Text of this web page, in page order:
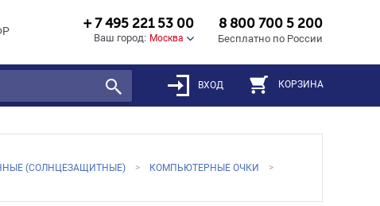
+ 7 495 221 53 00
Ваш город: Москва
8 800 700 5 200
Бесплатно по России
ВХОД КОРЗИНА
(СОЛНЦЕЗАЩИТНЫЕ)
КОМПЬЮТЕРНЫЕ ОЧКИ